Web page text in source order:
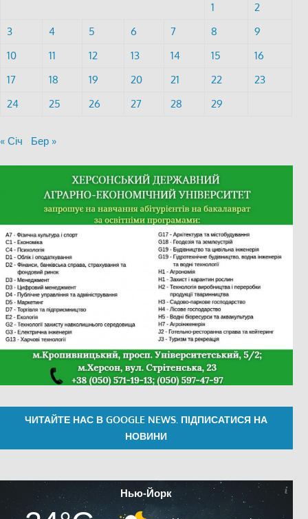
1
2
3
4 5 6 7 8
9
10
11 12 13 14 15
16
17
18 19 20 21 22
23
24
25 26 27 28 29
« Січ Бер »
ЧИТАЙТЕ НАС В GOOGLE NEWS. ПІДПИСАТИСЯ НА
НОВИНИ
Нью-Йорк